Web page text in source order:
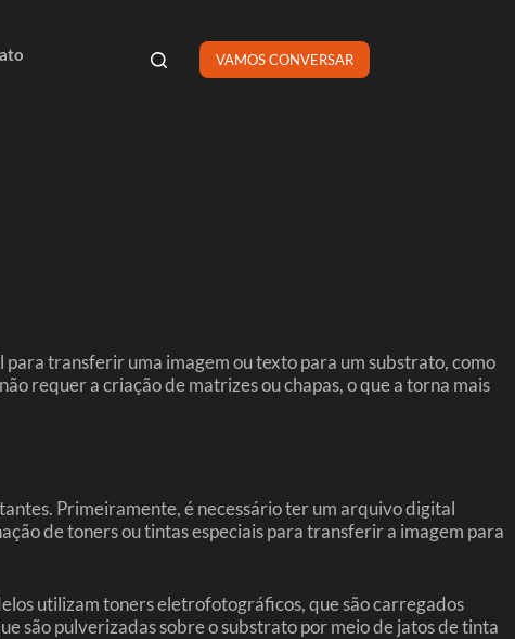
VAMOS CONVERSAR
transferir uma imagem ou texto para um substrato, como
requer a criação de matrizes ou chapas, o que a torna mais
Primeiramente, é necessário ter um arquivo digital
de toners ou tintas especiais para transferir a imagem para
utilizam toners eletrofotográficos, que são carregados
são pulverizadas sobre o substrato por meio de jatos de tinta